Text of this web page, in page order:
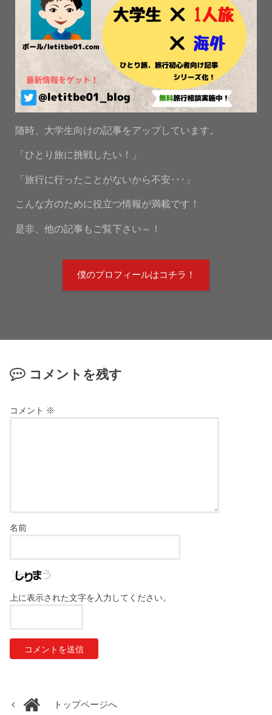
随時、大学生向けの記事をアップしています。
「ひとり旅に挑戦したい！」
「旅行に行ったことがないから不安･･･」
こんな方のために役立つ情報が満載です！
是非、他の記事もご覧下さい～！
僕のプロフィールはコチラ！
コメントを残す
コメント ※
名前
上に表示された文字を入力してください。
トップページへ